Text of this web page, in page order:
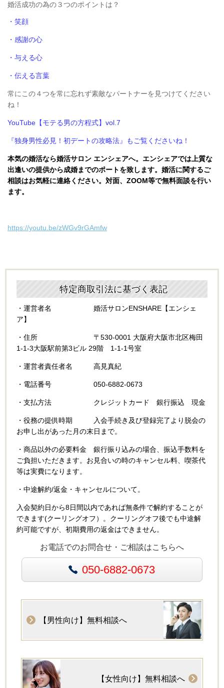
婚活成功の為の３つのポイントは？
・笑顔
・感謝の心
・与える心
・伝える言葉
常にこの４つを常に忘れず素敵なパートナーを見つけてください
ね！
YouTube【モテる男の方程式】vol.7
『独身男性必見！初デートの攻略法』もご覧くださいね！
本気の婚活なら婚活サロン エンシェアへ。エンシェアでは上質な
出逢いの提供から成婚までのポートを致します。婚活に関するご
相談はお気軽に連絡ください。対面、ZOOM等で無料面談を行い
ます。
https://youtu.be/zWGv9rGAmfw
特定商取引法に基づく表記
・運営者名 婚活サロンENSHARE【エンシェ
ア】
・住所 〒530-0001 大阪府大阪市北区梅田
1-1-3大阪駅前第3ビル 29階 1-1-1号室
・運営者責任者名 高見真紀
・電話番号 050-6882-0673
・支払方法 クレジットカード 銀行振込 現金
・役務の提供時期 入会手続き及び登録完了より脱会の
お申し出があった月の末日まで。
・商品以外の必要料金 銀行振り込みの場合、振込手数料を
ご負担いただきます。お見合いの時のキャンセル料、喫茶代
等は実費になります。
・中途解約/返金・キャンセルについて。
入会契約日から8日間以内であれば無条件で解約することが
できます(クーリングオフ）。クーリングオフ後でも中途解
約可能ですが、初期費用の返金はできません。
お電話でのお問合せ・ご相談はこちらへ
050-6882-0673
【男性向け】無料相談へ
【女性向け】無料相談へ